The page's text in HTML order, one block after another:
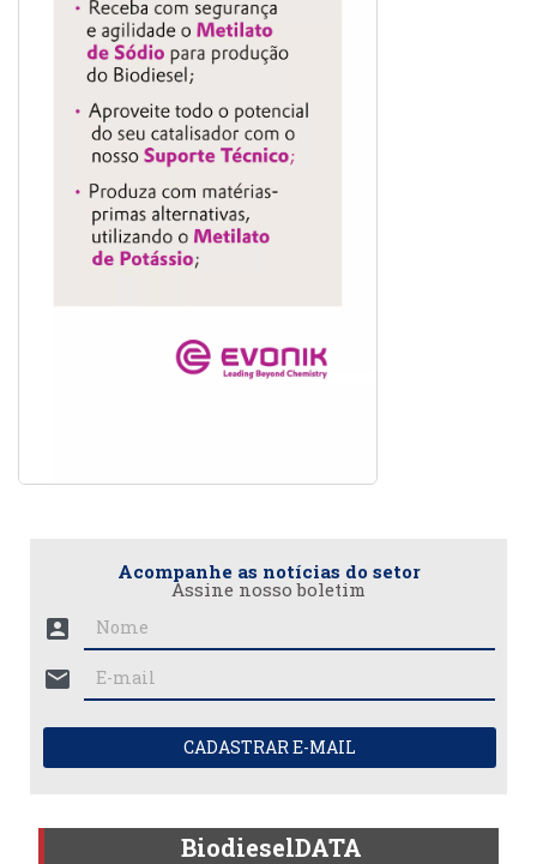
Acompanhe as notícias do setor
Assine nosso boletim
account_box
mail
CADASTRAR E-MAIL
BiodieselDATA